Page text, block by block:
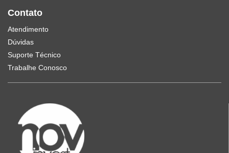
Contato
Atendimento
Dúvidas
Suporte Técnico
Trabalhe Conosco